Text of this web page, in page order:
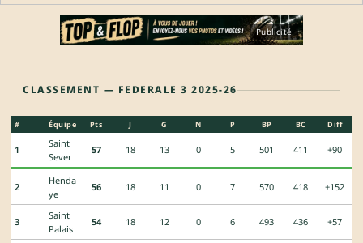
Publicité
CLASSEMENT — FEDERALE 3 2025-26
# Équipe Pts J G N P BP BC Diff
1
Saint
Sever
57 18 13 0 5 501 411 +90
2
Henda
ye
56 18 11 0 7 570 418 +152
3
Saint
Palais
54 18 12 0 6 493 436 +57